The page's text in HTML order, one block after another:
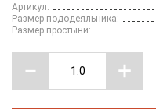
Артикул:
Размер пододеяльника:
Размер простыни: